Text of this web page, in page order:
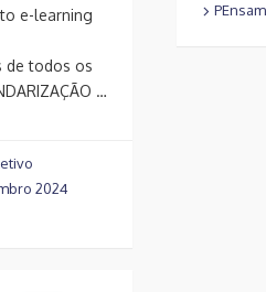
e-learning
de todos os
…
2024